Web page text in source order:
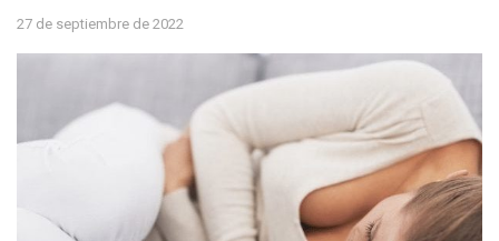
27 de septiembre de 2022